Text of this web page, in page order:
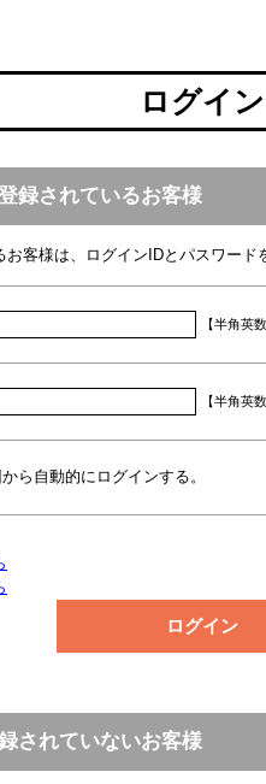
ログイン
録されているお客様
客様は、ログインIDとパスワード
【半角英
【半角英
ら自動的にログインする。
されていないお客様